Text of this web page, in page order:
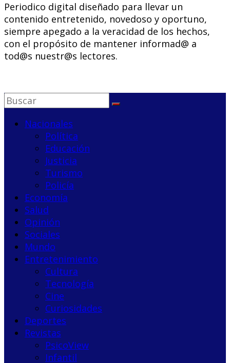
Periodico digital diseñado para llevar un
contenido entretenido, novedoso y oportuno,
siempre apegado a la veracidad de los hechos,
con el propósito de mantener informad@ a
tod@s nuestr@s lectores.
Nacionales
Política
Educación
Justicia
Turismo
Policía
Economía
Salud
Opinión
Sociales
Mundo
Entretenimiento
Cultura
Tecnología
Cine
Curiosidades
Deportes
Revistas
PsicoView
Infantil